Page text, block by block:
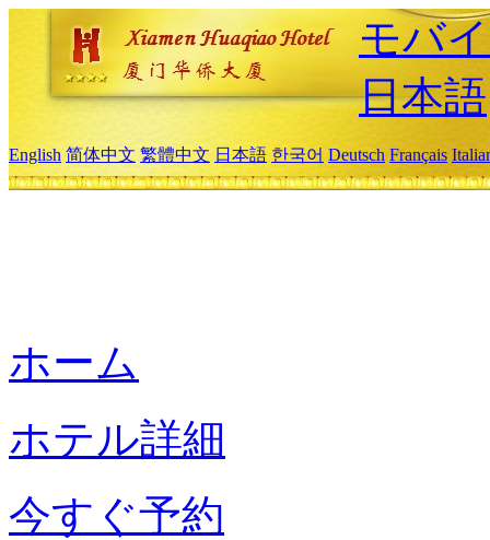
モバ
日本語
English 简体中文 繁體中文 日本語 한국어 Deutsch Français
ホーム
ホテル詳細
今すぐ予約